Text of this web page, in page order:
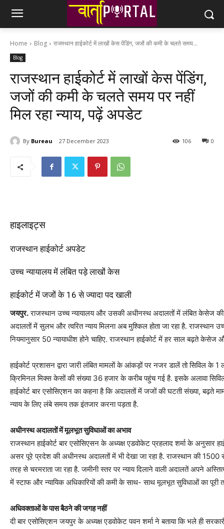
Home Blog राजस्थान हाईकोर्ट में लाखों केस पेंडिंग, जजों की कमी के चलते समय...
Blog
राजस्थान हाईकोर्ट में लाखों केस पेंडिंग,
जजों की कमी के चलते समय पर नहीं
मिल रहा न्याय, पढ़ें अपडेट
By Bureau 27 December 2023 0
106
हाइलाइट्स
राजस्थान हाईकोर्ट अपडेट
उच्च न्यायालय में लंबित पड़े लाखों केस
हाईकोर्ट में जजों के 16 से ज्यादा पद खाली
जयपुर.राजस्थान उच्च न्यायालय और उसकी अधीनस्थ अदालतों में लंबित केसेज
अदालतों में सुलभ और त्वरित न्याय मिलना अब मुश्किल होता जा रहा है. राजस्थान
नियमानुसार 50 न्यायाधीश होने चाहिए. राजस्थान हाईकोर्ट में हर साल बढ़ते केसेज
हाईकोर्ट प्रशासन द्वारा जारी लंबित मामलों के आंकड़ों पर नजर डालें तो सिविल
क्रिमिनल मिक्स केसों की संख्या 36 हजार के करीब पहुंच गई है. इसके अलावा
हाईकोर्ट बार एसोसिएशन का कहना है कि अदालतों में जजों की घटती संख्या, बढ़ते
न्याय के लिए लंबे समय तक इंतजार करना पड़ता है.
अधीनस्थ अदालतों में मूलभूत सुविधाओं का अभाव
राजस्थान हाईकोर्ट बार एसोसिएसन के अध्यक्ष एडवोकेट प्रहलाद शर्मा के अनुसार
असर पूरे प्रदेश की अधीनस्थ अदालतों में भी देखा जा रहा है. राजस्थान की 1500 से
तरह से चरमराता जा रहा है. जमीनी स्तर पर न्याय दिलाने वाली अदालतें अपने
में स्टाफ और न्यायिक अधिकारियों की कमी के साथ- साथ मूलभूत सुविधाओं का पूरी
अधिवक्ताओं के पास बैठने की जगह नहीं
दी बार एसोसिएशन जयपुर के अध्यक्ष एडवोकेट पवन शर्मा ने बताया कि भले ही